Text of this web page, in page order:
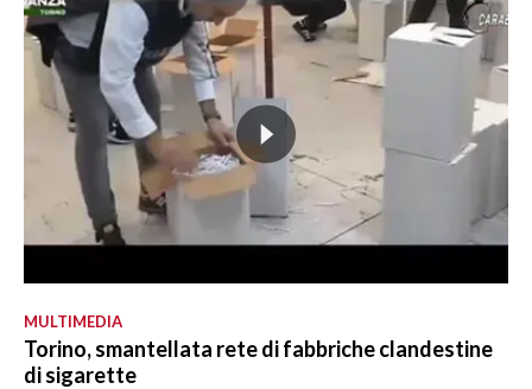
MULTIMEDIA
Torino, smantellata rete di fabbriche clandestine
di sigarette